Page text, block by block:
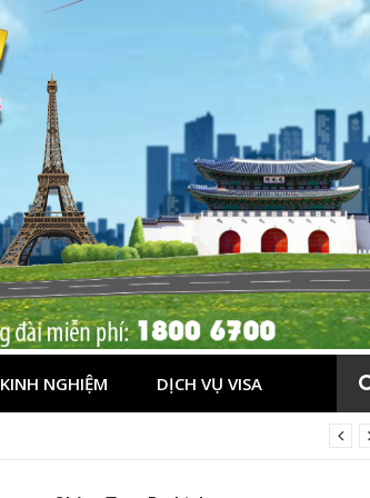
KINH NGHIỆM DỊCH VỤ VISA